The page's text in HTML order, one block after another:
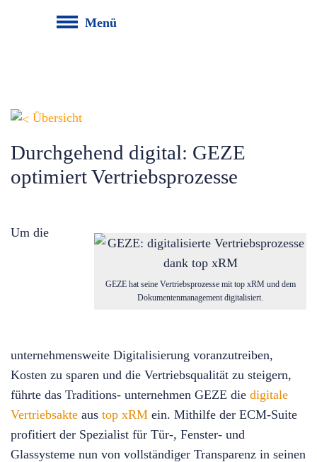
Menü
Übersicht
Durchgehend digital: GEZE
optimiert Vertriebsprozesse
GEZE hat seine Vertriebsprozesse mit top xRM und dem
Dokumentenmanagement digitalisiert.
Um die
unternehmensweite Digitalisierung voranzutreiben,
Kosten zu sparen und die Vertriebsqualität zu steigern,
führte das Traditions- unternehmen GEZE die digitale
Vertriebsakte aus top xRM ein. Mithilfe der ECM-Suite
profitiert der Spezialist für Tür-, Fenster- und
Glassysteme nun von vollständiger Transparenz in seinen